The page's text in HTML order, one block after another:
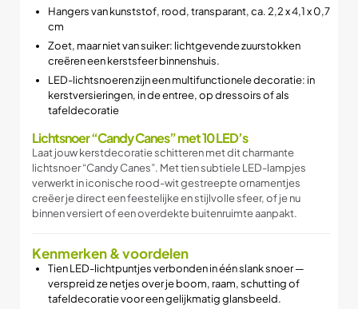
Hangers van kunststof, rood, transparant, ca. 2,2 x 4,1 x 0,7
cm
Zoet, maar niet van suiker: lichtgevende zuurstokken
creëren een kerstsfeer binnenshuis.
LED-lichtsnoeren zijn een multifunctionele decoratie: in
kerstversieringen, in de entree, op dressoirs of als
tafeldecoratie
Licht­snoer “Candy Canes” met 10 LED’s
Laat jouw kerstdecoratie schitteren met dit charmante
lichtsnoer “Candy Canes”. Met tien subtiele LED-lampjes
verwerkt in iconische rood-wit gestreepte ornamentjes
creëer je direct een feestelijke en stijlvolle sfeer, of je nu
binnen versiert of een overdekte buitenruimte aanpakt.
Kenmerken & voordelen
Tien LED-lichtpuntjes verbonden in één slank snoer —
verspreid ze netjes over je boom, raam, schutting of
tafeldecoratie voor een gelijkmatig glansbeeld.